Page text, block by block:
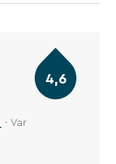
· Var
4,6